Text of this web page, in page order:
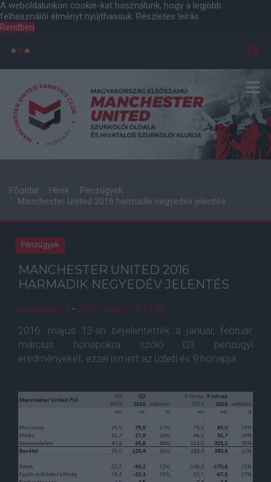
A weboldalunkon cookie-kat használunk, hogy a legjobb
felhasználói élményt nyújthassuk. Részletes leírás
Rendben
Főoldal Hírek
Pénzügyek
Manchester United 2016 harmadik negyedév jelentés
Pénzügyek
MANCHESTER UNITED 2016
HARMADIK NEGYEDÉV JELENTÉS
nistelrooy 10 • 2016. május. 13. 21:55
2016. május 13-án bejelentették a január, február,
március hónapokra szóló Q3 pénzügyi
eredményeket, ezzel ismert az üzleti év 9 hónapja.